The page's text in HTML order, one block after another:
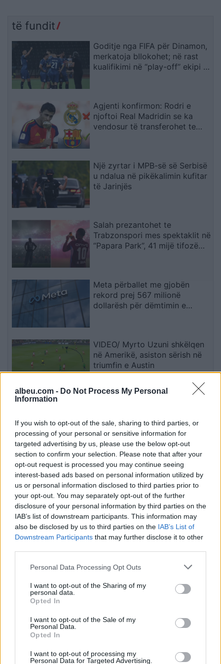
albeu.com - Do Not Process My Personal
Information
If you wish to opt-out of the sale, sharing to third parties, or
processing of your personal or sensitive information for
targeted advertising by us, please use the below opt-out
section to confirm your selection. Please note that after your
opt-out request is processed you may continue seeing
interest-based ads based on personal information utilized by
us or personal information disclosed to third parties prior to
your opt-out. You may separately opt-out of the further
disclosure of your personal information by third parties on the
IAB’s list of downstream participants. This information may
also be disclosed by us to third parties on the IAB’s List of
Downstream Participants that may further disclose it to other
Personal Data Processing Opt Outs
I want to opt-out of the Sharing of my
personal data.
Opted In
I want to opt-out of the Sale of my
Personal Data.
Opted In
I want to opt-out of processing my
Personal Data for Targeted Advertising.
të fundit
Goditje nga FIFA për Dinamon,
merkatoja bllokohet; në rast
kualifikimi në “play-off” ekipi i
Agjenti konfirmon: Rodri e
njoftoi Real Madridin se ka
vendosur të transferohet te
Një zyrtar i MPB-së së Serbisë
u ndalua në pikëkalimin kufitar
të Jarinjës
Salah prezantohet te
Trabzonspori mes spektaklit në
“Papara Park”, 41 mijë tifozë
Meta përballet me gjobën
rekord prej 567 milionë
dollarësh për dëmtimin e
VIDEO/ Myrto Uzuni shkëlqen
në Amerikë, asiston sërish në
triumfin e Austin
vdekur, mes tyre edhe autori
Esim for USA|Esim for Italy| Esim for Spain|Esim